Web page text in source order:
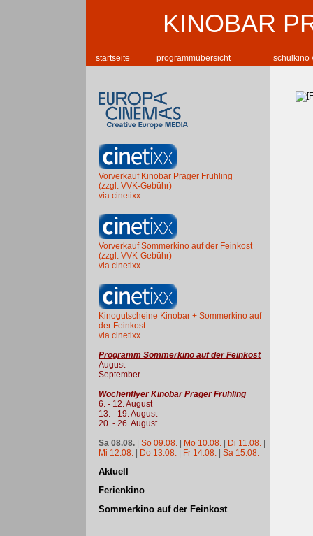
KINOBAR
startseite programmübersicht schulkino
Vorverkauf Kinobar Prager Frühling
(zzgl. VVK-Gebühr)
via cinetixx
Vorverkauf Sommerkino auf der Feinkost
(zzgl. VVK-Gebühr)
via cinetixx
Kinogutscheine Kinobar + Sommerkino auf
der Feinkost
via cinetixx
Programm Sommerkino auf der Feinkost
August
September
Wochenflyer Kinobar Prager Frühling
6. - 12. August
13. - 19. August
20. - 26. August
Sa 08.08. |So 09.08. | Mo 10.08. | Di 11.08. |
Mi 12.08. | Do 13.08. | Fr 14.08. |Sa 15.08.
Aktuell
Ferienkino
Sommerkino auf der Feinkost